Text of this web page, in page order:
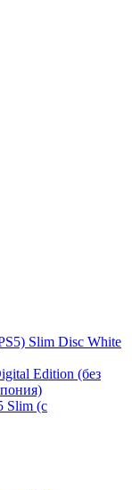
Slim Disc White
Edition (без
Slim (с